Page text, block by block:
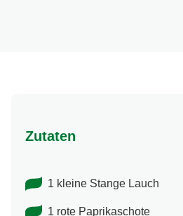
Zutaten
1 kleine Stange Lauch
1 rote Paprikaschote